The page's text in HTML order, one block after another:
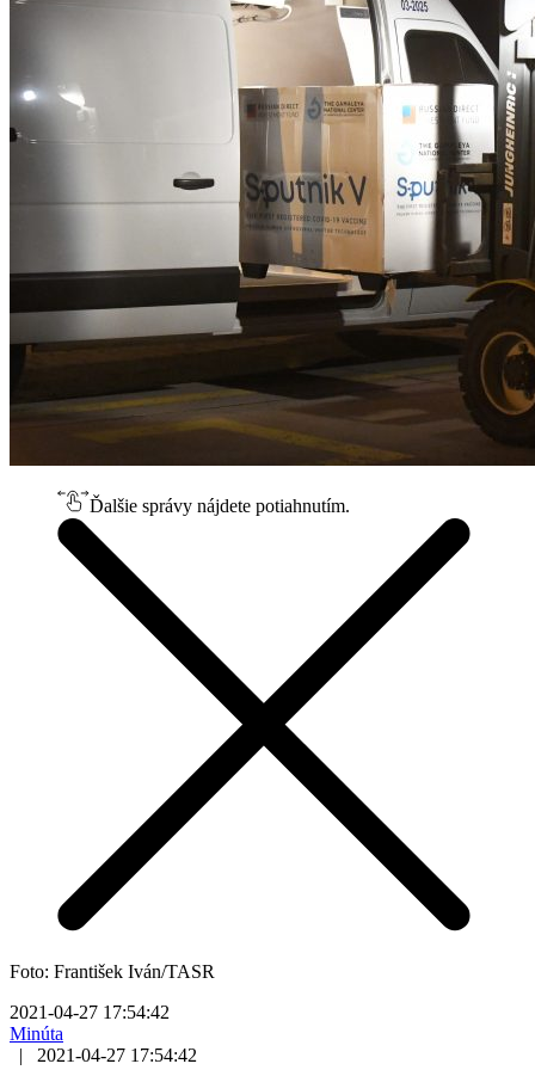
Ďalšie správy nájdete potiahnutím.
Foto: František Iván/TASR
2021-04-27 17:54:42
Minúta
|
2021-04-27 17:54:42